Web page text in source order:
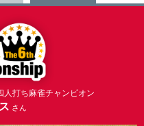
人打ち麻雀チャンピオン
さん